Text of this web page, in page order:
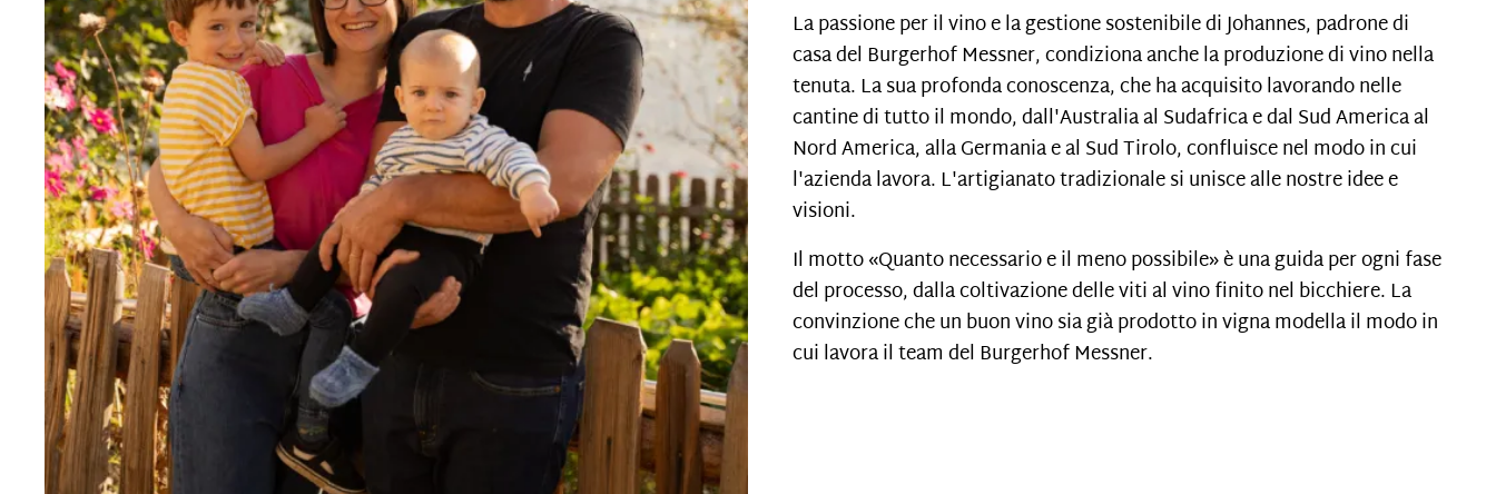
La passione per il vino e la gestione sostenibile di Johannes, padrone di
casa del Burgerhof Messner, condiziona anche la produzione di vino nella
tenuta. La sua profonda conoscenza, che ha acquisito lavorando nelle
cantine di tutto il mondo, dall'Australia al Sudafrica e dal Sud America al
Nord America, alla Germania e al Sud Tirolo, confluisce nel modo in cui
l'azienda lavora. L'artigianato tradizionale si unisce alle nostre ideee
visioni.
Il motto «Quanto necessario e il meno possibile» è una guida per ogni fase
del processo, dalla coltivazione delle viti al vino finito nel bicchiere. La
convinzione che un buon vino sia già prodotto in vigna modella il modo in
cui lavora il team del Burgerhof Messner.